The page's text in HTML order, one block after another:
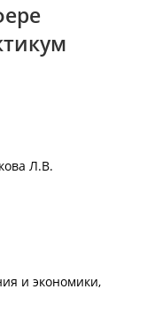
Л.В.
и экономики,